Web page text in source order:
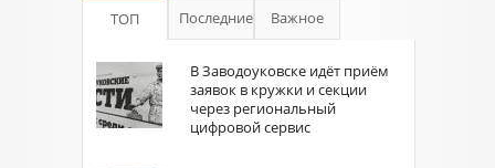
ТОП Последние Важное
В Заводоуковске идёт приём
заявок в кружки и секции
через региональный
цифровой сервис